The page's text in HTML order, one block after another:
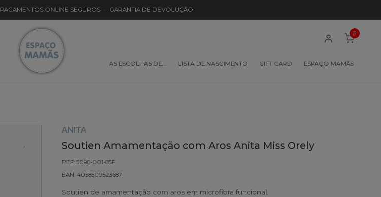
PAGAMENTOS ONLINE SEGUROS · GARANTIA DE DEVOLUÇÃO
AS ESCOLHAS DE… LISTA DE NASCIMENTO GIFT CARD ESPAÇO MAMÃS
0
ANITA
Soutien Amamentação com Aros Anita Miss Orely
REF: 5098-001-85F
EAN: 4058509523687
Soutien de amamentação com aros em microfibra funcional.